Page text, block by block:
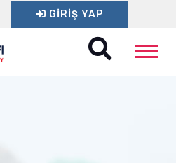
GIRIŞ YAP